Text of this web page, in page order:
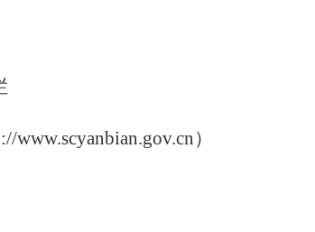
www.scyanbian.gov.cn）